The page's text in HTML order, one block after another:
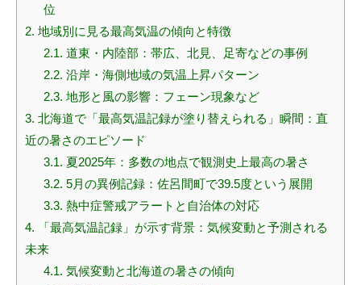
位
2. 地域別に見る最高気温の傾向と特徴
2.1. 道東・内陸部：帯広、北見、足寄などの事例
2.2. 沿岸・海側地域の気温上昇パターン
2.3. 地形と風の影響：フェーン現象など
3. 北海道で「最高気温記録が塗り替えられる」瞬間：直
近の暑さのエピソード
3.1. 夏2025年：多数の地点で観測史上最高の暑さ
3.2. 5月の異例記録：佐呂間町で39.5度という展開
3.3. 熱中症警戒アラートと自治体の対応
4. 「最高気温記録」が示す背景：気候変動と予測される
未来
4.1. 気候変動と北海道の暑さの傾向